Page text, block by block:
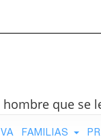
hombre que se
FAMILIAS